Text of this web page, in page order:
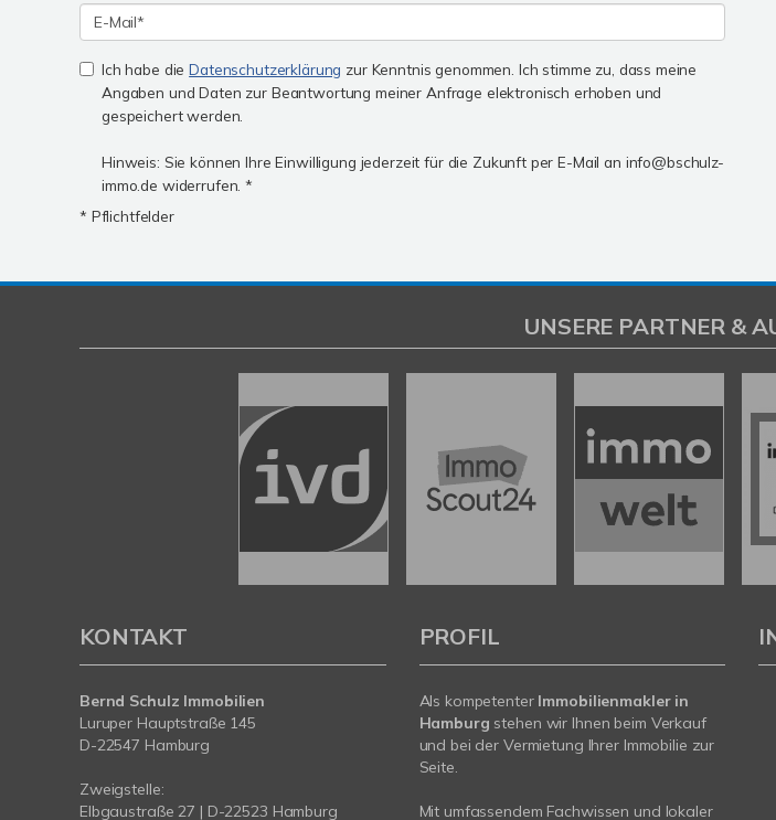
Ich habe dieDatenschutzerklärung zur Kenntnis genommen. Ich stimme zu, dass meine
Angaben und Daten zur Beantwortung meiner Anfrage elektronisch erhoben und
gespeichert werden.
Hinweis: Sie können Ihre Einwilligung jederzeit für die Zukunft per E-Mail an info@bschulz-
immo.de widerrufen. *
* Pflichtfelder
UNSERE PARTNER &
KONTAKT
Bernd Schulz Immobilien
Luruper Hauptstraße 145
D-22547 Hamburg
Zweigstelle:
Elbgaustraße 27 | D-22523 Hamburg
PROFIL
Als kompetenter Immobilienmakler in
Hamburg stehen wir Ihnen beim Verkauf
und bei der Vermietung Ihrer Immobilie zur
Seite.
Mit umfassendem Fachwissen und lokaler